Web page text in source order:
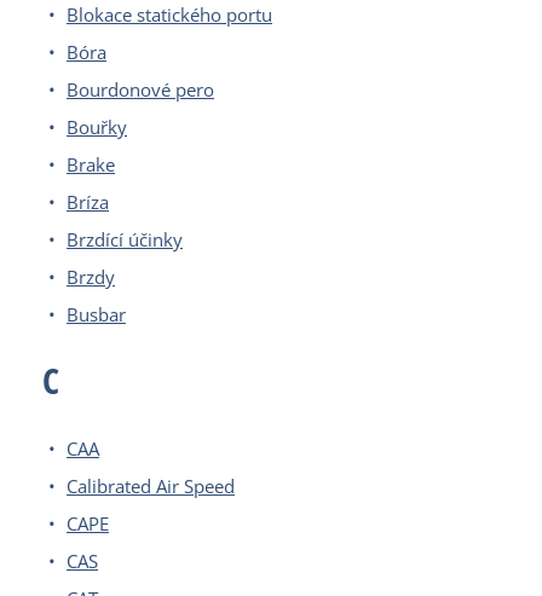
Blokace statického portu
Bóra
Bourdonové pero
Bouřky
Brake
Bríza
Brzdící účinky
Brzdy
Busbar
C
CAA
Calibrated Air Speed
CAPE
CAS